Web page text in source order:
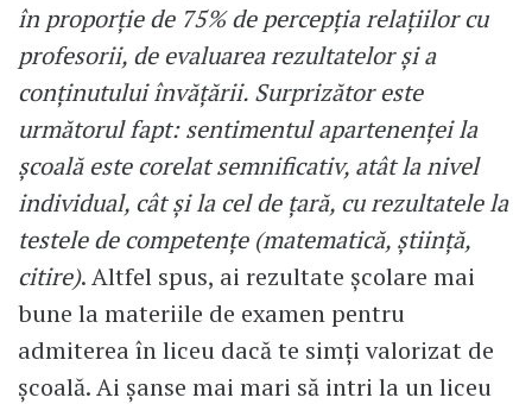
în proporție de 75% de percepția relațiilor cu
profesorii, de evaluarea rezultatelor și a
conținutului învățării. Surprizător este
următorul fapt: sentimentul apartenenței la
școală este corelat semnificativ, atât la nivel
individual, cât și la cel de țară, cu rezultatele la
testele de competențe (matematică, știință,
citire). Altfel spus, ai rezultate școlare mai
bune la materiile de examen pentru
admiterea în liceu dacă te simți valorizat de
școală. Ai șanse mai mari să intri la un liceu